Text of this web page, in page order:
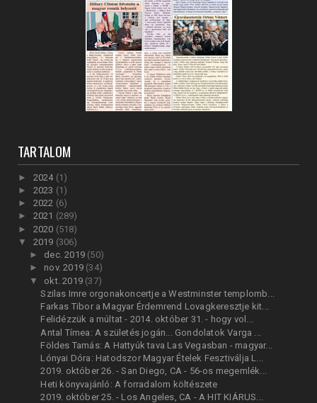
TARTALOM
► 2024 (1)
► 2023 (1)
► 2022 (6)
► 2021 (289)
► 2020 (518)
▼ 2019 (306)
► dec. 2019 (50)
► nov. 2019 (34)
▼ okt. 2019 (37)
Szilas Imre orgonakoncertje a Westminster templomb...
Farkas Tibor a Magyar Érdemrend Lovagkeresztje kit...
Felidézzük a múltat - 2014. október 31. - hogy vol...
Antal Tímea: A születés jogán... Gondolatok Varga ...
Földes Tamás: A Hattyúk tava Las Vegasban - magyar...
Lónyai Dóra: Hatodszor Magyar Ételek Fesztiválja L...
2019. október 26. - San Diego, CA - 56-os megemlék...
Heti könyvajánló: A forradalom költészete
2019. október 25. - Los Angeles, CA - A HIT KIÁRUS...